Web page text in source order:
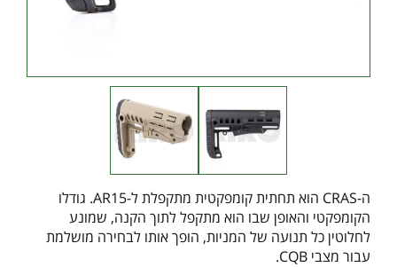
ה-CRAS הוא תחתית קומפקטית מתקפלת ל-AR15. גודלו
הקומפקטי והאופן שבו הוא מתקפל לתוך הקנה, שמונע
לחלוטין כל תנועה של המניות, הופך אותו לבחירה מושלמת
עבור מצבי CQB.